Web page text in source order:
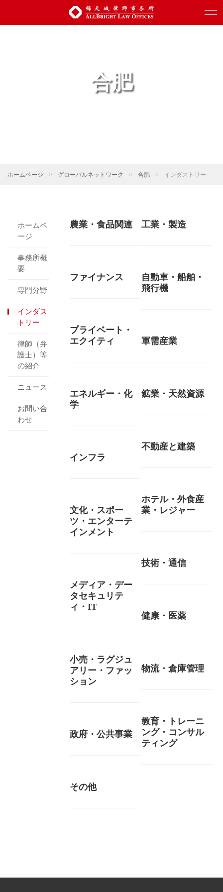
合肥
ホームページ > グローバルネットワーク > 合肥 > インダストリー
ホームペ
ージ
事務所概
要
専門分野
インダス
トリー
律師（弁
護士）等
の紹介
ニュース
お問い合
わせ
農業・食品関連 工業・製造
ファイナンス
自動車・船舶・
飛行機
プライベート・
エクイティ
軍需産業
エネルギー・化
学
鉱業・天然資源
不動産と建築
インフラ
ホテル・外食産
業・レジャー
文化・スポー
ツ・エンターテ
インメント
技術・通信
メディア・デー
タセキュリテ
ィ・IT
健康・医薬
小売・ラグジュ
アリー・ファッ
ション
物流・倉庫管理
教育・トレーニ
ング・コンサル
ティング
政府・公共事業
その他